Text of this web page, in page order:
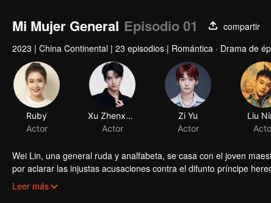
Mi Mujer General Episodio 01
compartir
2023 | China Continental | 23 episodios | Romántica · Drama de
Ruby
Actor
Xu Zhenxuan
Actor
Zi Yu
Actor
Liu
Wei Lin, una general ruda y analfabeta, se casa con el joven
por aclarar las injustas acusaciones contra el difunto príncipe
Poco sabe ella que el joven maestro enfermizo Gu Mingzhu era
Leer más